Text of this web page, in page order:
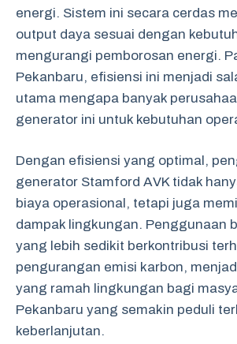
energi. Sistem ini secara cerdas
output daya sesuai dengan
mengurangi pemborosan energi.
Pekanbaru, efisiensi ini menjadi
utama mengapa banyak
generator ini untuk kebutuhan
Dengan efisiensi yang optimal,
generator Stamford AVK tidak
biaya operasional, tetapi juga
dampak lingkungan. Penggunaan
yang lebih sedikit berkontribusi
pengurangan emisi karbon,
yang ramah lingkungan bagi
Pekanbaru yang semakin peduli
keberlanjutan.